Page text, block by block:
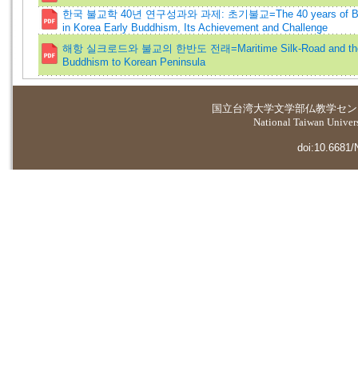
한국 불교학 40년 연구성과와 과제: 초기불교=The 40 years of
in Korea Early Buddhism, Its Achievement and Challenge
해항 실크로드와 불교의 한반도 전래=Maritime Silk-Road and
Buddhism to Korean Peninsula
国立台湾大学文学部仏教学セ
National Taiwan
doi:10.6681/